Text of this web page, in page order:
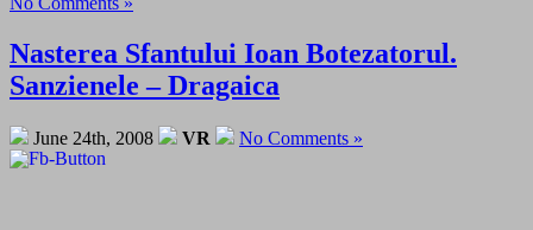
Nasterea Sfantului Ioan Botezatorul.
Sanzienele – Dragaica
June 24th, 2008 VR No Comments »